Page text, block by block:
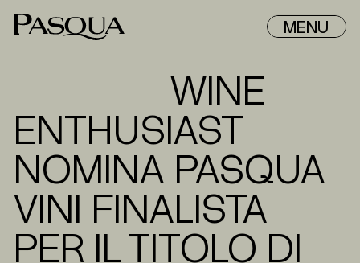
MENU
WINE
ENTHUSIAST
NOMINA PASQUA
VINI FINALISTA
PER IL TITOLO DI